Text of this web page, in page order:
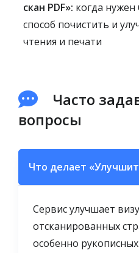
скан PDF»: когда
способ почистить и
чтения и печати
Часто
вопросы
Что делает
Сервис улучшает
отсканированных
особенно